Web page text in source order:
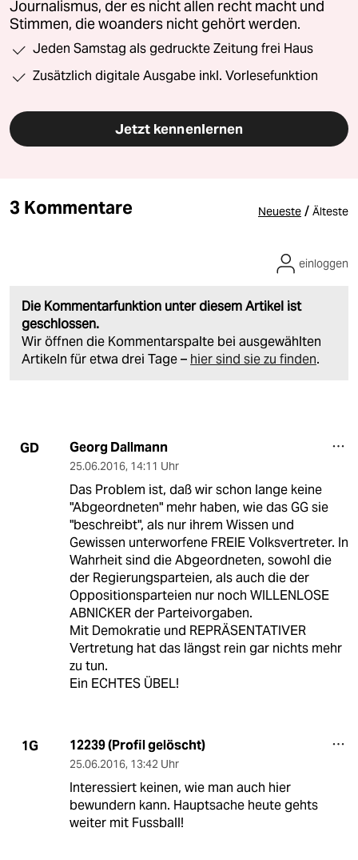
Journalismus, der es nicht allen recht macht und
Stimmen, die woanders nicht gehört werden.
Jeden Samstag als gedruckte Zeitung frei Haus
Zusätzlich digitale Ausgabe inkl. Vorlesefunktion
Jetzt kennenlernen
3 Kommentare Neueste / Älteste
Die Kommentarfunktion unter diesem Artikel ist
geschlossen.
Wir öffnen die Kommentarspalte bei ausgewählten
Artikeln für etwa drei Tage – hier sind sie zu finden.
einloggen
GD Georg Dallmann
25.06.2016, 14:11 Uhr
Das Problem ist, daß wir schon lange keine
"Abgeordneten" mehr haben, wie das GG sie
"beschreibt", als nur ihrem Wissen und
Gewissen unterworfene FREIE Volksvertreter. In
Wahrheit sind die Abgeordneten, sowohl die
der Regierungsparteien, als auch die der
Oppositionsparteien nur noch WILLENLOSE
ABNICKER der Parteivorgaben.
Mit Demokratie und REPRÄSENTATIVER
Vertretung hat das längst rein gar nichts mehr
zu tun.
Ein ECHTES ÜBEL!
1G 12239 (Profil gelöscht)
25.06.2016, 13:42 Uhr
Interessiert keinen, wie man auch hier
bewundern kann. Hauptsache heute gehts
weiter mit Fussball!